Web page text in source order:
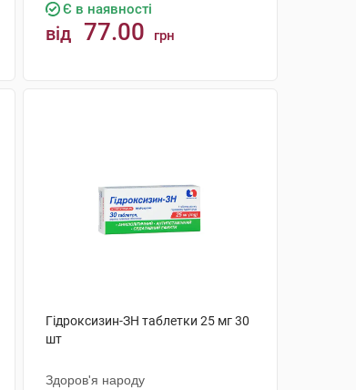
Є в наявності
від 77.00 грн
Гідроксизин-ЗН таблетки 25 мг 30
шт
Здоров'я народу